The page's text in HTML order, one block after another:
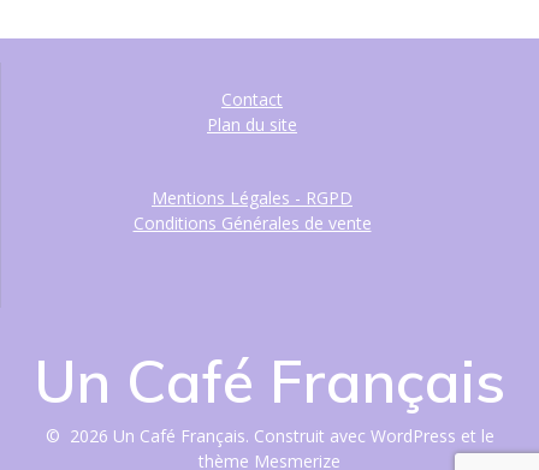
Contact
Plan du site
Mentions Légales - RGPD
Conditions Générales de vente
Un Café Français
© 2026 Un Café Français. Construit avec WordPress et le
thème Mesmerize